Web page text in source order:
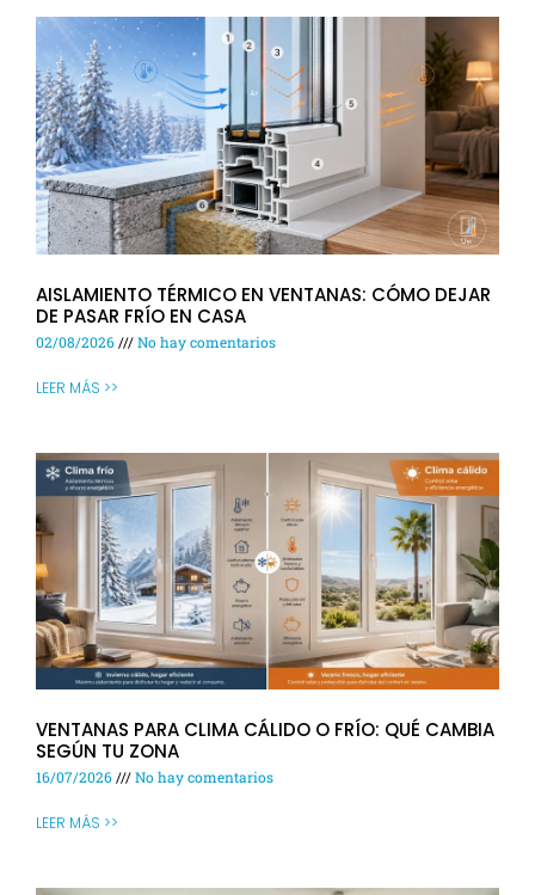
AISLAMIENTO TÉRMICO EN VENTANAS: CÓMO DEJAR
DE PASAR FRÍO EN CASA
02/08/2026 No hay comentarios
LEER MÁS >>
VENTANAS PARA CLIMA CÁLIDO O FRÍO: QUÉ CAMBIA
SEGÚN TU ZONA
16/07/2026 No hay comentarios
LEER MÁS >>